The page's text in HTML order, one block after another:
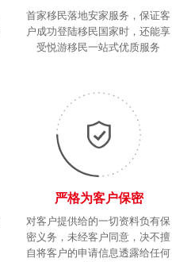
首家移民落地安家服务，保证客
户成功登陆移民国家时，还能享
受悦游移民一站式优质服务
严格为客户保密
对客户提供给的一切资料负有保
密义务，未经客户同意，决不擅
自将客户的申请信息透露给任何